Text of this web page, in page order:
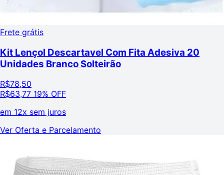
Frete grátis
Kit Lençol Descartavel Com Fita Adesiva 20
Unidades Branco Solteirão
R$78,50
R$63,77 19% OFF
em 12x sem juros
Ver Oferta e Parcelamento